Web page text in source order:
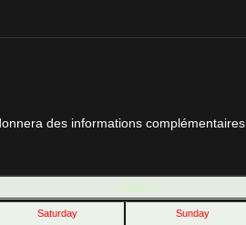
des informations complémentaires.
Next »
Saturday Sunday